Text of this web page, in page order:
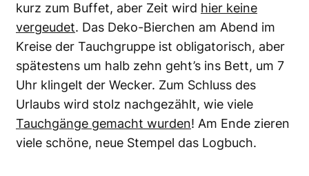
kurz zum Buffet, aber Zeit wird hier keine
vergeudet. Das Deko-Bierchen am Abend im
Kreise der Tauchgruppe ist obligatorisch, aber
spätestens um halb zehn geht’s ins Bett, um 7
Uhr klingelt der Wecker. Zum Schluss des
Urlaubs wird stolz nachgezählt, wie viele
Tauchgänge gemacht wurden! Am Ende zieren
viele schöne, neue Stempel das Logbuch.